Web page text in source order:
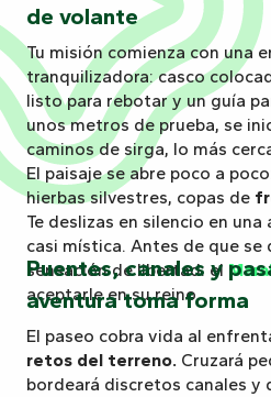
de volante
Tu misión comienza con una
tranquilizadora: casco
listo para rebotar y un guía
unos metros de prueba, se
caminos de sirga, lo más
El paisaje se abre poco a
hierbas silvestres, copas de
Te deslizas en silencio en
casi mística. Antes de que se
sensación de libertad: el
aceptarle en su reino.
Puentes, canales y
aventura toma forma
El paseo cobra vida al
retos del terreno. Cruzará
bordeará discretos canales y